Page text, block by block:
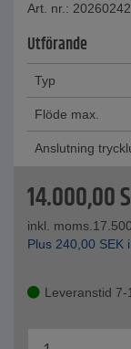
Art. nr.:
Utförande
Typ
Flöde max.
Anslutning
14.000,00
inkl. moms.
Plus 240,00 SEK
Leveranstid